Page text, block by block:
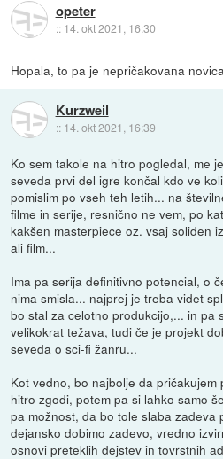
opeter
:: 14. okt 2021, 16:30
Hopala, to pa je nepričakovana
Kurzweil
:: 14. okt 2021, 16:39
Ko sem takole na hitro pogledal, me
seveda prvi del igre končal kdo ve
pomislim po vseh teh letih... na
filme in serije, resnično ne vem, po
kakšen masterpiece oz. vsaj soliden
ali film...
Ima pa serija definitivno potencial, o
nima smisla... najprej je treba videt
bo stal za celotno produkcijo,... in pa
velikokrat težava, tudi če je projekt
seveda o sci-fi žanru...
Kot vedno, bo najbolje da
hitro zgodi, potem pa si lahko samo
pa možnost, da bo tole slaba zadeva
dejansko dobimo zadevo, vredno
osnovi preteklih dejstev in tovrstnih